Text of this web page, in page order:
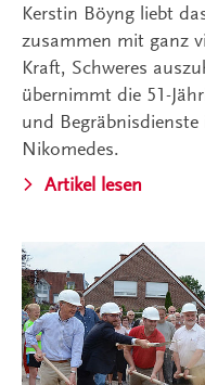
Kerstin Böyng liebt
zusammen mit ganz
Kraft, Schweres
übernimmt die 51-
und
Nikomedes.
Artikel lesen